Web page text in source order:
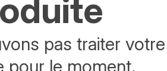
pas traiter votre
pour le moment.